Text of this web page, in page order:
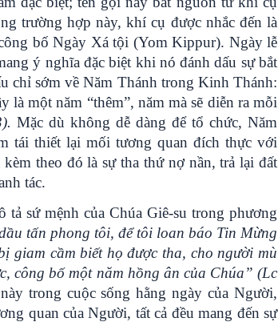
trường hợp này, khí cụ được nhắc đến là
bố Ngày Xá tội (Yom Kippur). Ngày lễ
ý nghĩa đặc biệt khi nó đánh dấu sự bắt
chỉ sớm về Năm Thánh trong Kinh Thánh:
một năm “thêm”, năm mà sẽ diễn ra mỗi
Mặc dù không dễ dàng để tổ chức, Năm
tái thiết lại mối tương quan đích thực với
theo đó là sự tha thứ nợ nần, trả lại đất
tác.
sứ mệnh của Chúa Giê-su trong phương
tấn phong tôi, để tôi loan báo Tin Mừng
giam cầm biết họ được tha, cho người mù
công bố một năm hồng ân của Chúa” (Lc
trong cuộc sống hằng ngày của Người,
quan của Người, tất cả đều mang đến sự